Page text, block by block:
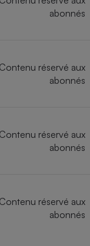
abonnés
Contenu réservé aux
abonnés
Contenu réservé aux
abonnés
Contenu réservé aux
abonnés